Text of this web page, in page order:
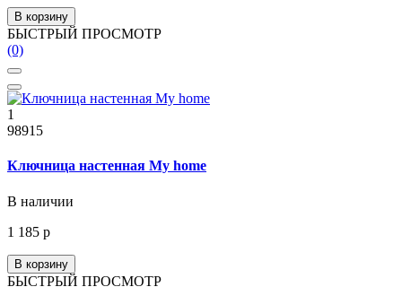
В корзину
БЫСТРЫЙ ПРОСМОТР
(0)
1
98915
Ключница настенная My home
В наличии
1 185 р
В корзину
БЫСТРЫЙ ПРОСМОТР